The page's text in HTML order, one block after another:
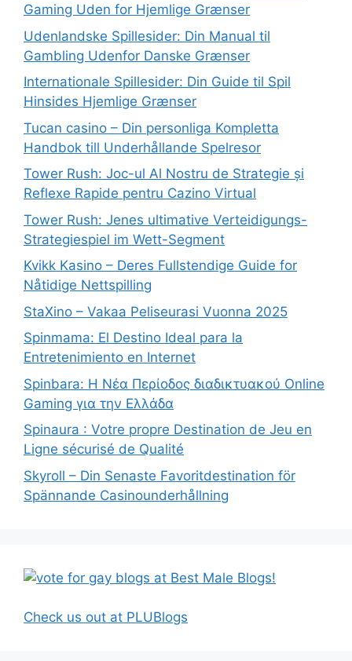
Gaming Uden for Hjemlige Grænser
Udenlandske Spillesider: Din Manual til
Gambling Udenfor Danske Grænser
Internationale Spillesider: Din Guide til Spil
Hinsides Hjemlige Grænser
Tucan casino – Din personliga Kompletta
Handbok till Underhållande Spelresor
Tower Rush: Joc-ul Al Nostru de Strategie și
Reflexe Rapide pentru Cazino Virtual
Tower Rush: Jenes ultimative Verteidigungs-
Strategiespiel im Wett-Segment
Kvikk Kasino – Deres Fullstendige Guide for
Nåtidige Nettspilling
StaXino – Vakaa Peliseurasi Vuonna 2025
Spinmama: El Destino Ideal para la
Entretenimiento en Internet
Spinbara: Η Νέα Περίοδος διαδικτυακού Online
Gaming για την Ελλάδα
Spinaura : Votre propre Destination de Jeu en
Ligne sécurisé de Qualité
Skyroll – Din Senaste Favoritdestination för
Spännande Casinounderhållning
Check us out at PLUBlogs